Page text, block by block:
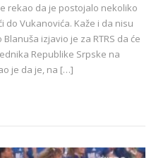
da je postojalo nekoliko
Vukanovića. Kaže i da nisu
izjavio je za RTRS da će
Republike Srpske na
je da je, na […]